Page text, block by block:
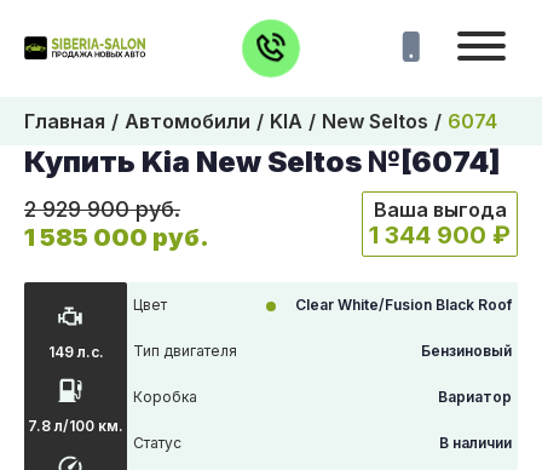
Главная Автомобили KIA New Seltos 6074
Купить Kia New Seltos №[6074]
2 929 900 руб.
1 585 000 руб.
Ваша выгода
1 344 900 ₽
149 л.с.
7.8 л/100 км.
Цвет Clear White/Fusion Black Roof
Тип двигателя Бензиновый
Коробка Вариатор
Статус В наличии